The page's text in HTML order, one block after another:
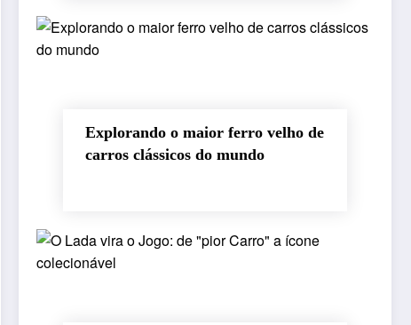
Explorando o maior ferro velho de
carros clássicos do mundo